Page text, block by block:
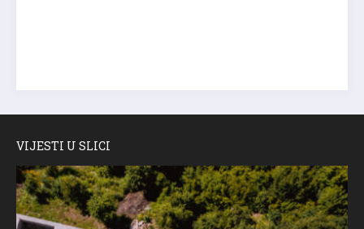
VIJESTI U SLICI